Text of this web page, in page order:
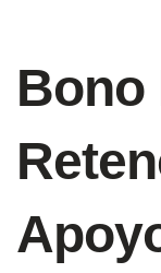
Bono